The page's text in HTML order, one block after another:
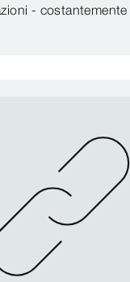
- costantemente